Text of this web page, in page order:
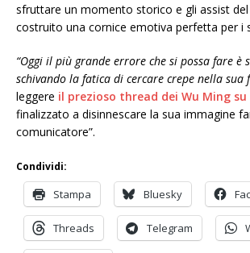
sfruttare un momento storico e gli assist del
costruito una cornice emotiva perfetta per i
“Oggi il più grande errore che si possa fare è
schivando la fatica di cercare crepe nella sua
leggere il prezioso thread dei Wu Ming
finalizzato a disinnescare la sua immagine
comunicatore”.
Condividi:
Stampa Bluesky
Threads Telegram